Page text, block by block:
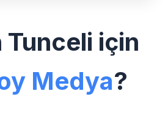
Tunceli için
Medya?